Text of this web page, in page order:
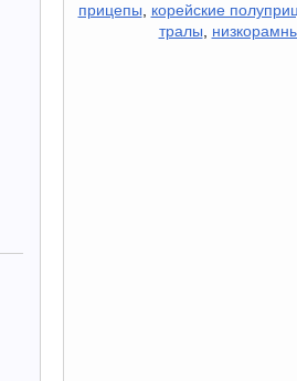
прицепы, корейские
тралы,